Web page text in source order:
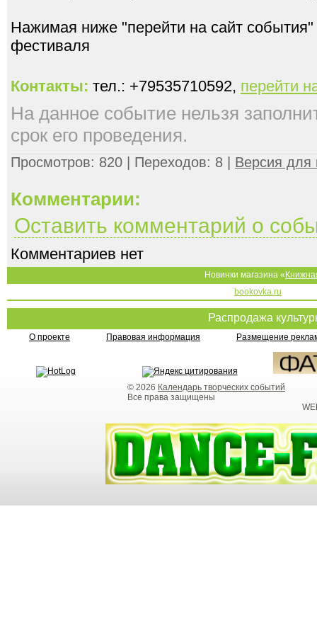
Нажимая ниже "перейти на сайт
фестиваля
Контакты: тел.: +79535710592, перейти
На данное событие нельзя
срок его проведения.
Просмотров: 820 | Переходов: 8 | Версия для
Комментарии:
Оставить комментарий о
Комментариев нет
Новинки магазина «
bookovka.ru
Распродажа
О проекте Правовая информация Размещение
© 2026 Календарь творческих событий
Все права защищены